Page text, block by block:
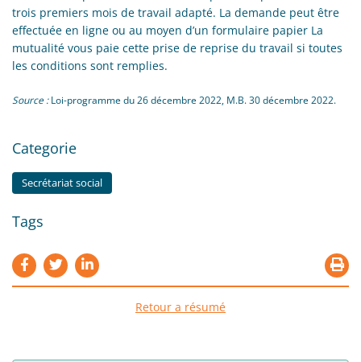
trois premiers mois de travail adapté. La demande peut être
effectuée en ligne ou au moyen d’un formulaire papier La
mutualité vous paie cette prise de reprise du travail si toutes
les conditions sont remplies.
Source :Loi-programme du 26 décembre 2022, M.B. 30 décembre 2022.
Categorie
Secrétariat social
Tags
Retour a résumé